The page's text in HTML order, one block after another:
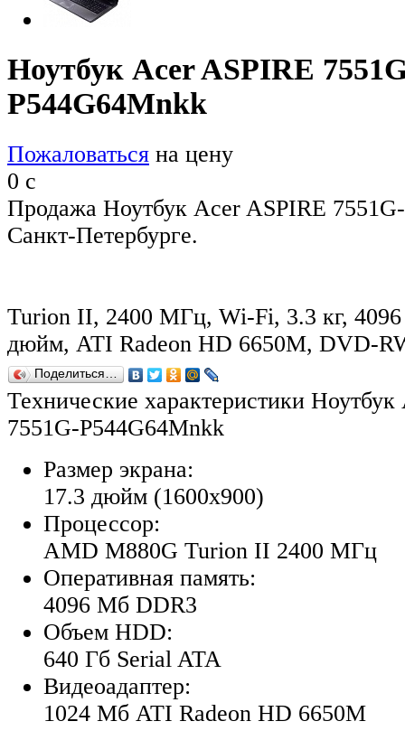
Ноутбук Acer ASPIRE
P544G64Mnkk
Пожаловаться на цену
0 c
Продажа Ноутбук Acer ASPIRE
Санкт-Петербурге.
Turion II, 2400 МГц, Wi-Fi, 3.3 кг,
дюйм, ATI Radeon HD 6650M, DVD-
Поделиться…
Технические характеристики
7551G-P544G64Mnkk
Размер экрана:
17.3 дюйм (1600x900)
Процессор:
AMD M880G Turion II 2400 МГц
Оперативная память:
4096 Мб DDR3
Объем HDD:
640 Гб Serial ATA
Видеоадаптер:
1024 Мб ATI Radeon HD 6650M